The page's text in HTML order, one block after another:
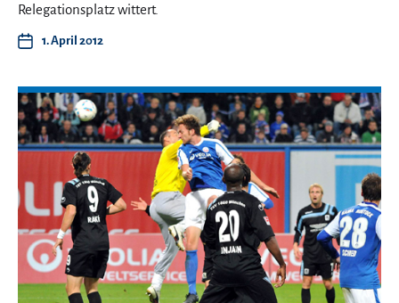
Relegationsplatz wittert.
1. April 2012